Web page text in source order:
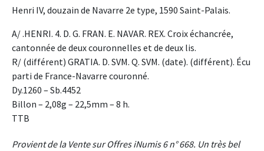
Henri IV, douzain de Navarre 2e type, 1590 Saint-Palais.
A/ .HENRI. 4. D. G. FRAN. E. NAVAR. REX. Croix échancrée,
cantonnée de deux couronnelles et de deux lis.
R/ (différent) GRATIA. D. SVM. Q. SVM. (date). (différent). Écu
parti de France-Navarre couronné.
Dy.1260 – Sb.4452
Billon – 2,08g – 22,5mm – 8 h.
TTB
Provient de la Vente sur Offres iNumis 6 n° 668. Un très bel